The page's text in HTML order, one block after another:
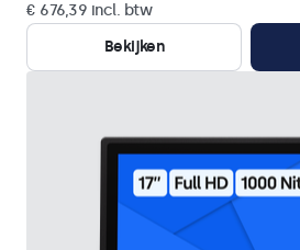
€ 676,39 incl. btw
Bekijken